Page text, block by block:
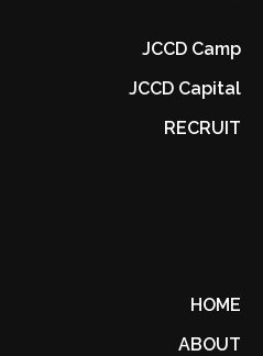
JCCD Camp
JCCD Capital
RECRUIT
HOME
ABOUT